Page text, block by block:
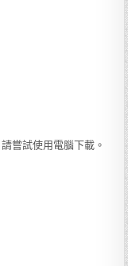
嘗試使用電腦下載。